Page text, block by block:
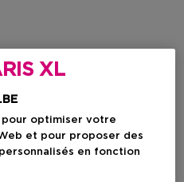
XL
pour optimiser votre
et pour proposer des
en fonction